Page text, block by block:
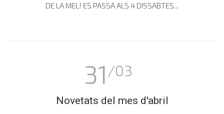
DE LA MEL! ES PASSA ALS 4 DISSABTES...
31 /03
Novetats del mes d'abril